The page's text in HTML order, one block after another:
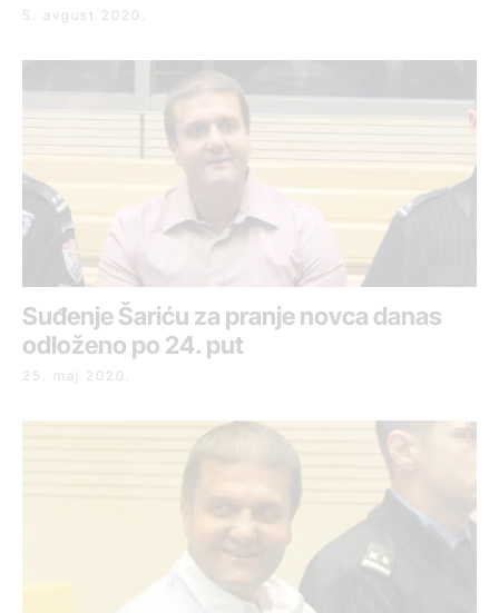
5. avgust 2020.
Suđenje Šariću za pranje novca danas
odloženo po 24. put
25. maj 2020.